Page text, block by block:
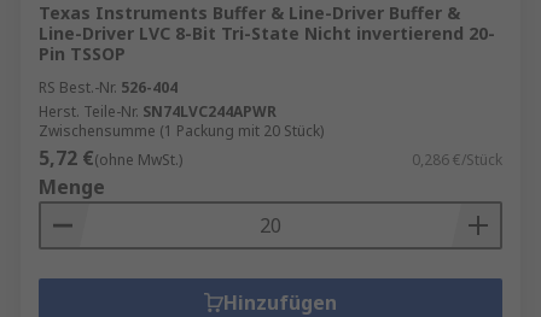
Texas Instruments Buffer & Line-Driver Buffer &
Line-Driver LVC 8-Bit Tri-State Nicht invertierend 20-
Pin TSSOP
RS Best.-Nr. 526-404
Herst. Teile-Nr. SN74LVC244APWR
Zwischensumme (1 Packung mit 20 Stück)
5,72 €(ohne MwSt.) 0,286 €/Stück
Menge
Hinzufügen